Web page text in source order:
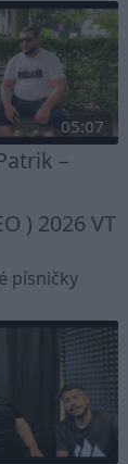
05:07
–
) 2026 VT
písničky